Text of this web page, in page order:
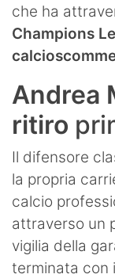
che ha
Champions
Andrea
ritiro
Il difensore
la propria
calcio
attraverso un
vigilia della
terminata con